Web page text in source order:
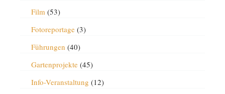
Film(53)
Fotoreportage(3)
Führungen (40)
Gartenprojekte(45)
Info-Veranstaltung (12)